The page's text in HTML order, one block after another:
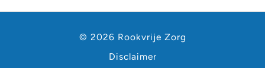
© 2026 Rookvrije Zorg
Disclaimer